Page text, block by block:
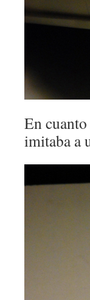
En
imitaba a